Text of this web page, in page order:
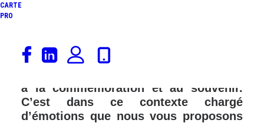
CARTE
PRO
6 juin 1944, les forces alliées
débarquent en Normandie pour libérer
à la commémoration et au souvenir.
C’est dans ce contexte chargé
d’émotions que nous vous proposons